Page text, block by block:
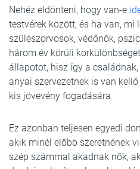
Nehéz eldönteni, hogy van-e
testvérek között, és ha van, mi
szülészorvosok, védőnők,
három év körüli
állapotot, hisz így a
anyai szervezetnek is van
kis jövevény fogadására.
Ez azonban teljesen egyedi
akik minél előbb szeretnének
szép számmal akadnak nők,